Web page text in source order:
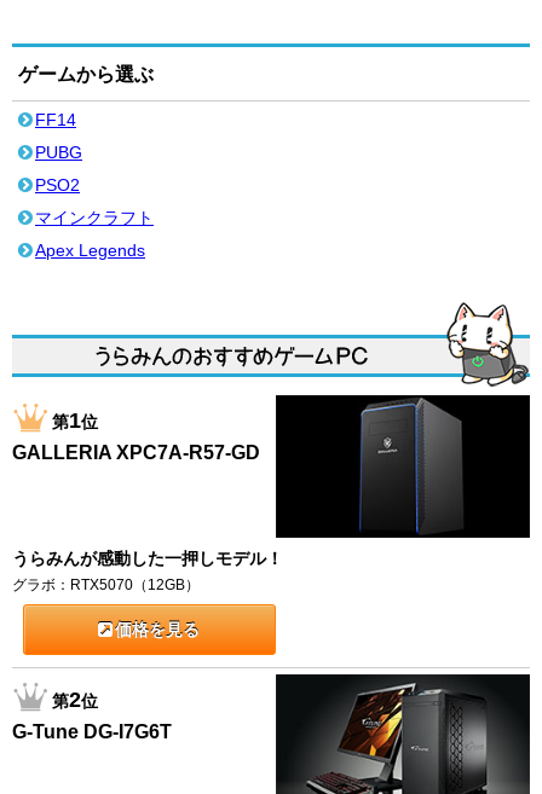
ゲームから選ぶ
FF14
PUBG
PSO2
マインクラフト
Apex Legends
第1位
GALLERIA XPC7A-R57-GD
うらみんが感動した一押しモデル！
グラボ：RTX5070（12GB）
価格を見る
第2位
G-Tune DG-I7G6T